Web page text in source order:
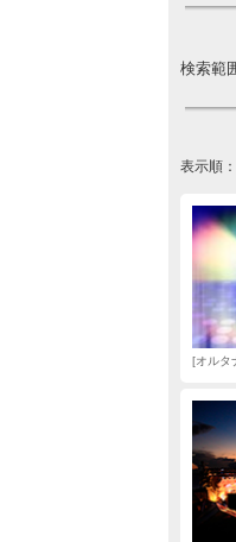
検索範
表示順：
オルタ